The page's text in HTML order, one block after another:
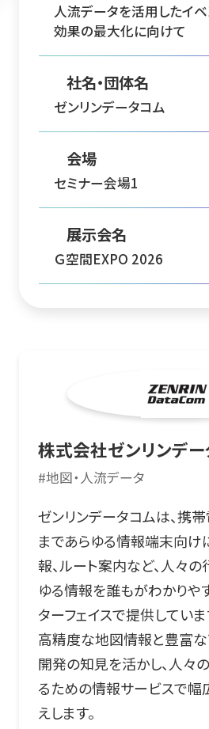
⼈流データを活⽤したイ
効果の最⼤化に向けて
社名・団体名
ゼンリンデータコム
会場
セミナー会場1
展示会名
Ｇ空間EXPO 2026
株式会社ゼンリンデー
#地図・人流データ
ゼンリンデータコムは、携
まであらゆる情報端末向け
報、ルート案内など、人々
ゆる情報を誰もがわかりや
ターフェイスで提供していま
高精度な地図情報と豊富な
開発の知見を活かし、人々
るための情報サービスで幅
えします。